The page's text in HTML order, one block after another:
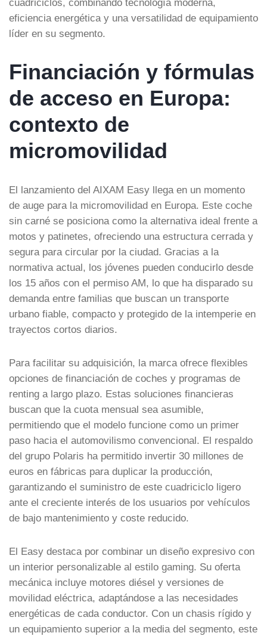
cuadriciclos, combinando tecnología moderna,
eficiencia energética y una versatilidad de equipamiento
líder en su segmento.
Financiación y fórmulas
de acceso en Europa:
contexto de
micromovilidad
El lanzamiento del AIXAM Easy llega en un momento
de auge para la micromovilidad en Europa. Este coche
sin carné se posiciona como la alternativa ideal frente a
motos y patinetes, ofreciendo una estructura cerrada y
segura para circular por la ciudad. Gracias a la
normativa actual, los jóvenes pueden conducirlo desde
los 15 años con el permiso AM, lo que ha disparado su
demanda entre familias que buscan un transporte
urbano fiable, compacto y protegido de la intemperie en
trayectos cortos diarios.
Para facilitar su adquisición, la marca ofrece flexibles
opciones de financiación de coches y programas de
renting a largo plazo. Estas soluciones financieras
buscan que la cuota mensual sea asumible,
permitiendo que el modelo funcione como un primer
paso hacia el automovilismo convencional. El respaldo
del grupo Polaris ha permitido invertir 30 millones de
euros en fábricas para duplicar la producción,
garantizando el suministro de este cuadriciclo ligero
ante el creciente interés de los usuarios por vehículos
de bajo mantenimiento y coste reducido.
El Easy destaca por combinar un diseño expresivo con
un interior personalizable al estilo gaming. Su oferta
mecánica incluye motores diésel y versiones de
movilidad eléctrica, adaptándose a las necesidades
energéticas de cada conductor. Con un chasis rígido y
un equipamiento superior a la media del segmento, este